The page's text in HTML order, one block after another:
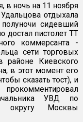
в ночь на 11 ноября
отдыхала
сидевший
достал пистолет ТТ
коммерсанта -
сети торговых
районе Киевского
в этот момент его
сказать тост), и
УВД по
округу Москвы